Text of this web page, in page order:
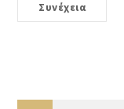
Συνέχεια